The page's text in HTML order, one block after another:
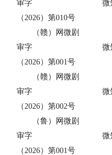
审字
（2026）第010号
微
（赣）网微剧
审字
（2026）第001号
微
（赣）网微剧
审字
（2026）第002号
微
（鲁）网微剧
审字
（2026）第001号
微